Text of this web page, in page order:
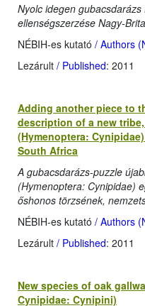
Nyolc idegen
ellenségszerzése Nagy-
NÉBIH-es kutató / Authors
Lezárult / Published: 2011
Adding another piece to
description of a new
(Hymenoptera:
South Africa
A gubacsdarázs-puzzle
(Hymenoptera: Cynipidae)
őshonos törzsének,
NÉBIH-es kutató / Authors
Lezárult / Published: 2011
New species of oak
Cynipidae: Cynipini)